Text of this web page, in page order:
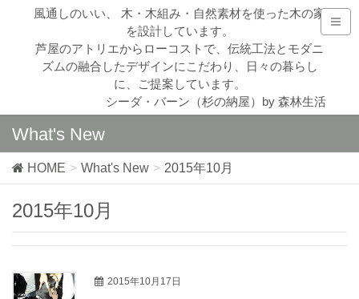
風通しのいい、 木・木組み・自然素材を使った木の家
を設計しています。
芦屋のアトリエからローコストで、伝統工法とモダニ
ズムの融合したデザインにこだわり、日々の暮らし
に、ご提案しています。
シーダ・バーン（杉の納屋）by 森林生活
What's New
HOME What's New 2015年10月
2015年10月
2015年10月17日